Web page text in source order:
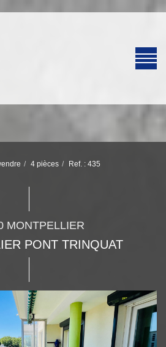
4 pièces Ref. : 435
MONTPELLIER
PONT TRINQUAT